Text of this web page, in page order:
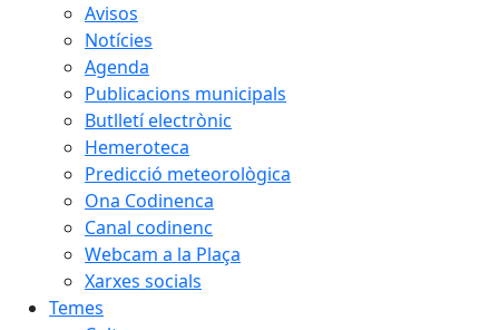
Avisos
Notícies
Agenda
Publicacions municipals
Butlletí electrònic
Hemeroteca
Predicció meteorològica
Ona Codinenca
Canal codinenc
Webcam a la Plaça
Xarxes socials
Temes